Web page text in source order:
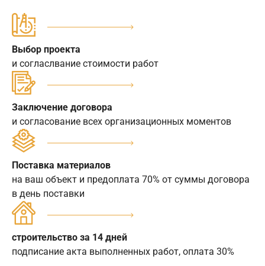
Выбор проекта
и согласлвание стоимости работ
Заключение договора
и согласование всех организационных моментов
Поставка материалов
на ваш объект и предоплата 70% от суммы договора
в день поставки
строительство за 14 дней
подписание акта выполненных работ, оплата 30%